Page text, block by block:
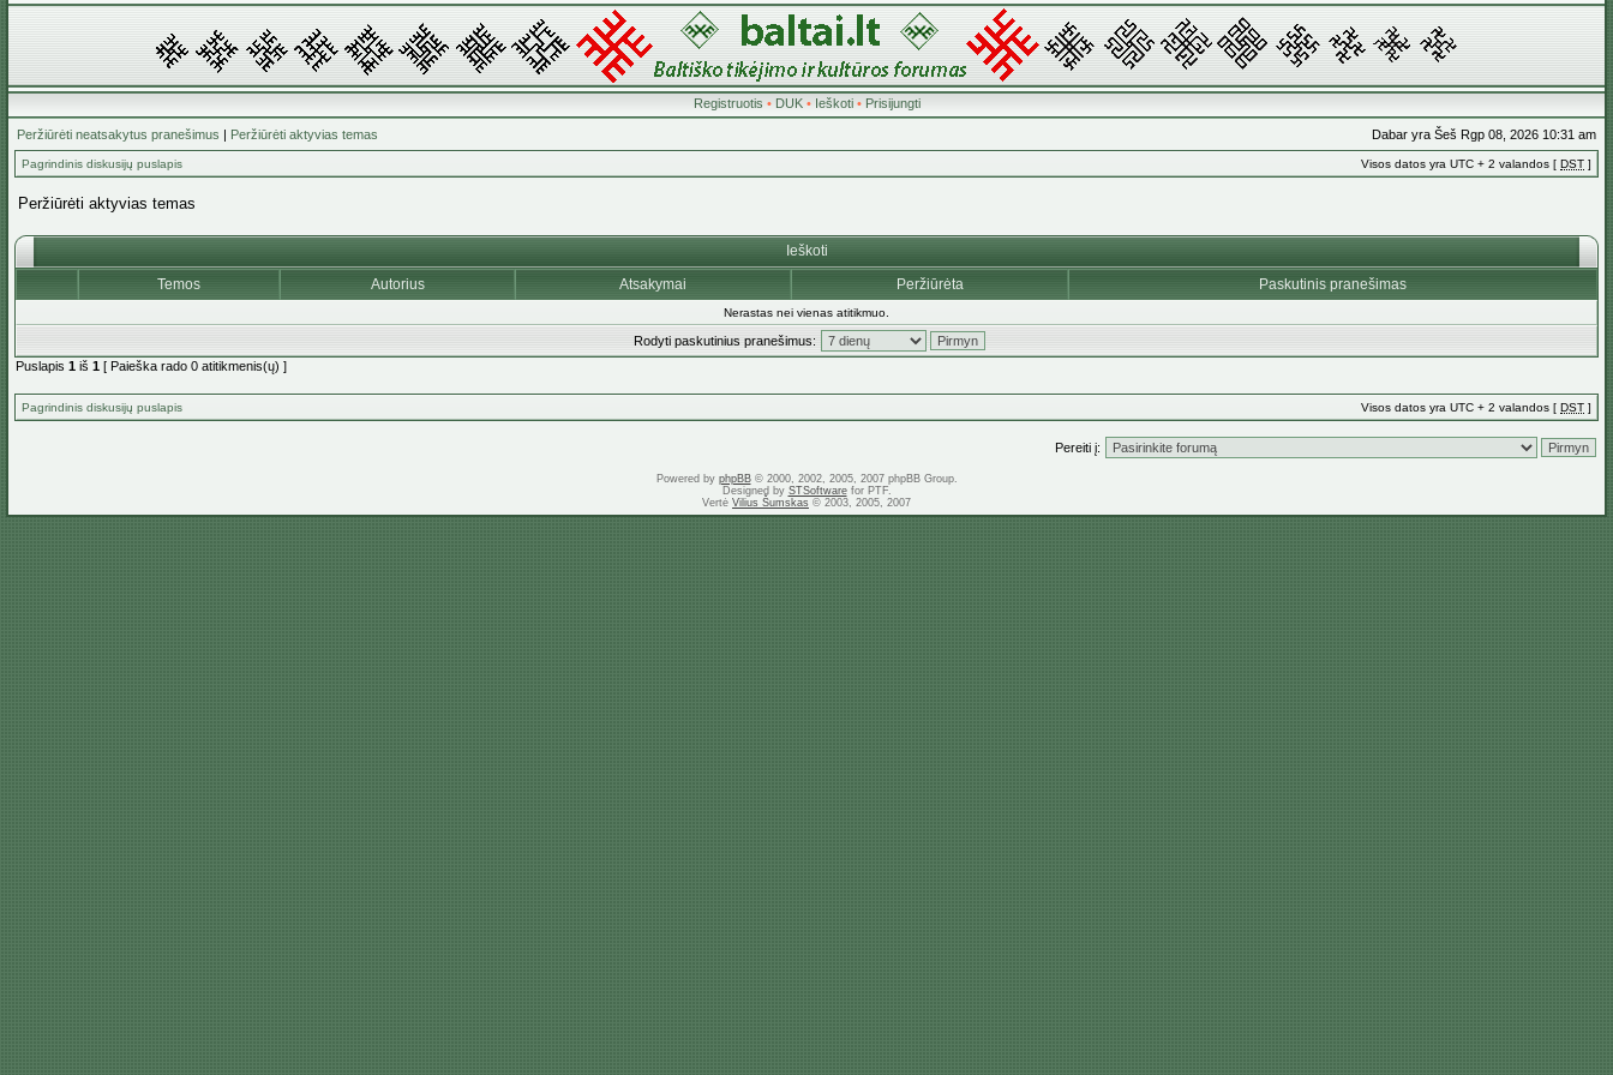
Registruotis • DUK• Ieškoti• Prisijungti
Peržiūrėti neatsakytus pranešimus | Peržiūrėti aktyvias temas Dabar yra Šeš Rgp 08, 2026 10:31 am
Pagrindinis diskusijų puslapis Visos datos yra UTC + 2 valandos [ DST ]
Peržiūrėti aktyvias temas
Ieškoti
Temos
Autorius Atsakymai Peržiūrėta Paskutinis pranešimas
Nerastas nei vienas atitikmuo.
Rodyti paskutinius pranešimus:
Puslapis 1 iš 1 [ Paieška rado 0 atitikmenis(ų) ]
Pagrindinis diskusijų puslapis Visos datos yra UTC + 2 valandos [ DST ]
Pereiti į:
Powered by phpBB© 2000, 2002, 2005, 2007 phpBB Group.
Designed by STSoftwarefor PTF.
Vertė Vilius Šumskas © 2003, 2005, 2007